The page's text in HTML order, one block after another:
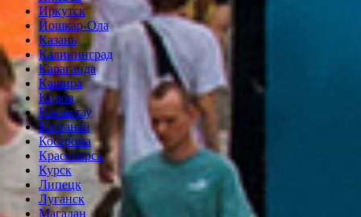
Иркутск
Йошкар-Ола
Казань
Калининград
Караганда
Кашира
Киров
Кокшетау
Костанай
Кострома
Красноярск
Курск
Липецк
Луганск
Магадан